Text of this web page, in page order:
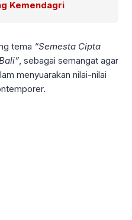
Kemendagri
tema “Semesta Cipta
, sebagai semangat agar
menyuarakan nilai-nilai